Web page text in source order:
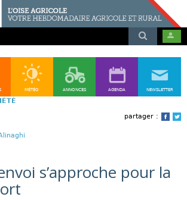
MÉTÉO ANNONCES AGENDA NEWSLETTER
partager :
s’approche pour la